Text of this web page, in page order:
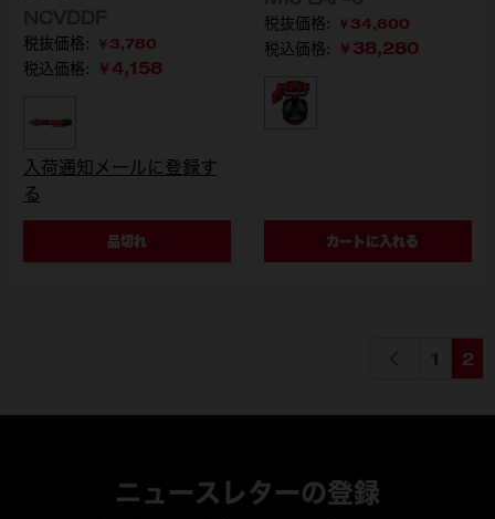
￥3,780
税込価格: ￥4,158
型番NCVDDF APJ
入荷通知メールに登録す
る
品切れ
￥34,800
税込価格: ￥38,280
型番M18 LAF-0 APJ
カートに入れる
ページ
1 ペー
2
ニュースレターの登録